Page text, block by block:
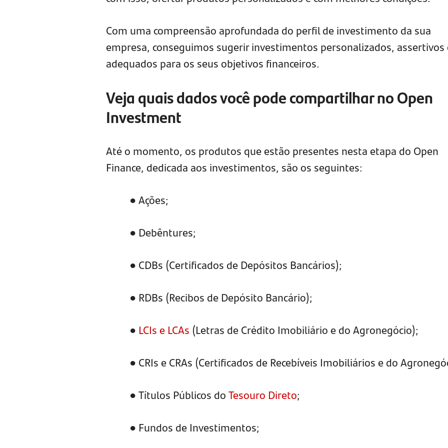
Com uma compreensão aprofundada do perfil de investimento da sua
empresa, conseguimos sugerir investimentos personalizados, assertivos
adequados para os seus objetivos financeiros.
Veja quais dados você pode compartilhar no Open
Investment
Até o momento, os produtos que estão presentes nesta etapa do Open
Finance, dedicada aos investimentos, são os seguintes:
● Ações;
● Debêntures;
● CDBs (Certificados de Depósitos Bancários);
● RDBs (Recibos de Depósito Bancário);
● LCIs e LCAs (Letras de Crédito Imobiliário e do Agronegócio);
● CRIs e CRAs (Certificados de Recebíveis Imobiliários e do
● Títulos Públicos doTesouro Direto;
● Fundos de Investimentos;